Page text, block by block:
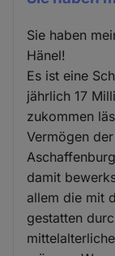
Sie haben
Hänel!
Es ist eine
jährlich 17
zukommen
Vermögen
damit
allem die mit
gestatten